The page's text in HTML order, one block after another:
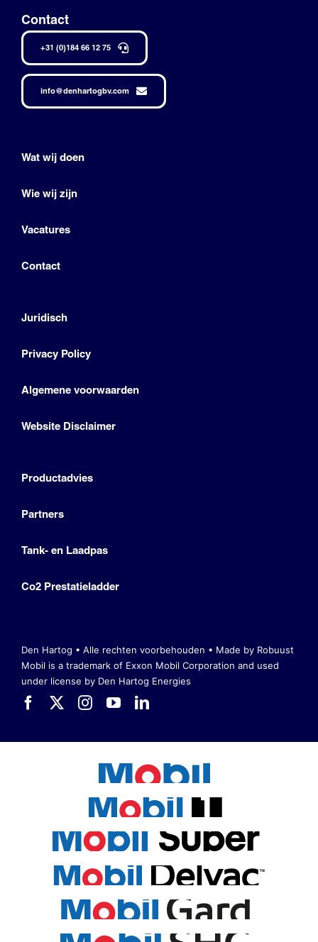
Contact
+31 (0)184 66 12 75
info@denhartogbv.com
Wat wij doen
Wie wij zijn
Vacatures
Contact
Juridisch
Privacy Policy
Algemene voorwaarden
Website Disclaimer
Productadvies
Partners
Tank- en Laadpas
Co2 Prestatieladder
Den Hartog • Alle rechten voorbehouden • Made by Robuust
Mobil is a trademark of Exxon Mobil Corporation and used
under license by Den Hartog Energies